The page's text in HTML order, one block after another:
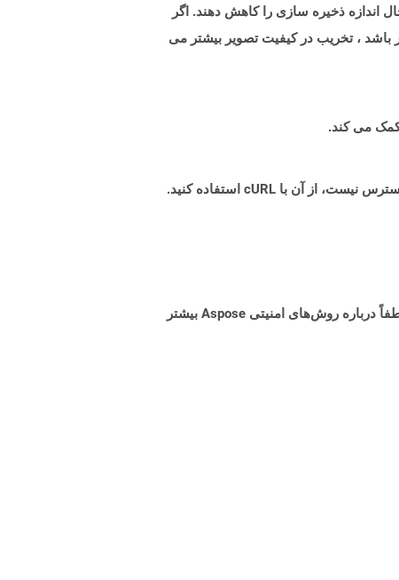
اندازه ذخیره سازی را کاهش دهند. اگر
باشد ، تخریب در کیفیت تصویر بیشتر می
البته! Aspose Cloud از سرورهای ابری آمازون EC2 استفاده می کند که امنیت و انعطاف پذیری سرویس را تضمین می کند. لطفاً درباره روش‌های امنیتی Aspose بیشتر